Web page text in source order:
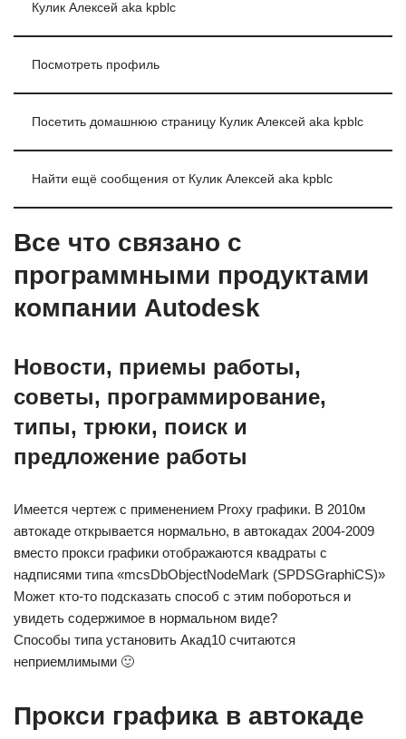
Кулик Алексей aka kpblc
Посмотреть профиль
Посетить домашнюю страницу Кулик Алексей aka kpblc
Найти ещё сообщения от Кулик Алексей aka kpblc
Все что связано с
программными продуктами
компании Autodesk
Новости, приемы работы,
советы, программирование,
типы, трюки, поиск и
предложение работы
Имеется чертеж с применением Proxy графики. В 2010м
автокаде открывается нормально, в автокадах 2004-2009
вместо прокси графики отображаются квадраты с
надписями типа «mcsDbObjectNodeMark (SPDSGraphiCS)»
Может кто-то подсказать способ с этим побороться и
увидеть содержимое в нормальном виде?
Способы типа установить Акад10 считаются
неприемлимыми 🙂
Прокси графика в автокаде